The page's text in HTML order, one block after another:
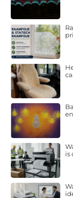
is